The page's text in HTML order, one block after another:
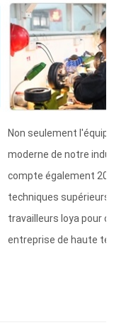
Non seulement
moderne de notre
compte également 200
techniques supérieurs et
travailleurs loya pour
entreprise de haute